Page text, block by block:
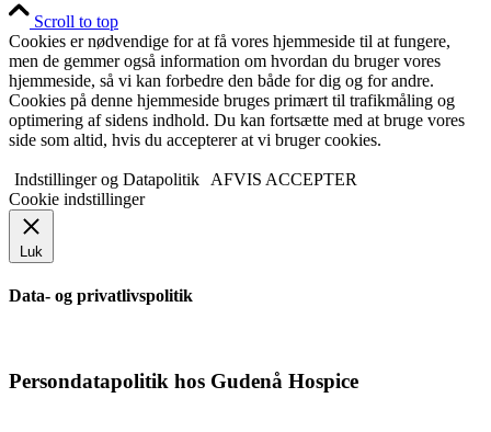
Køkken og rengøring
Pedel
Scroll to top
Cookies er nødvendige for at få vores hjemmeside til at fungere,
men de gemmer også information om hvordan du bruger vores
hjemmeside, så vi kan forbedre den både for dig og for andre.
Cookies på denne hjemmeside bruges primært til trafikmåling og
optimering af sidens indhold. Du kan fortsætte med at bruge vores
side som altid, hvis du accepterer at vi bruger cookies.
Indstillinger og Datapolitik AFVIS ACCEPTER
Cookie indstillinger
Luk
Data- og privatlivspolitik
Persondatapolitik hos Gudenå Hospice